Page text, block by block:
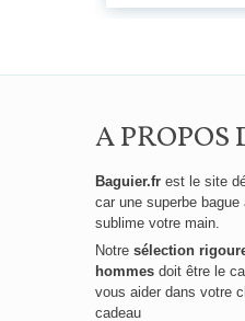
A PROPOS
Baguier.fr est le site
car une superbe
sublime votre main.
Notre sélection
hommes doit être le
vous aider dans votre
cadeau